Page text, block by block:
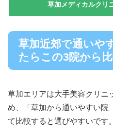
草加メディカルクリ
草加近郊で通いや
たらこの3院から
草加エリアは大手美容クリニ
め、「草加から通いやすい院
て比較すると選びやすいです。